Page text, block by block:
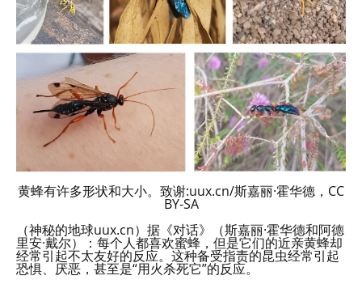
黄蜂有许多形状和大小。致谢:uux.cn/斯嘉丽·霍华德，CC
BY-SA
（神秘的地球uux.cn）据《对话》（斯嘉丽·霍华德和阿德
里安·戴尔）：每个人都喜欢蜜蜂，但是它们的近亲黄蜂却
经常引起不太友好的反应。这种备受指责的昆虫经常引起
恐惧、厌恶，甚至是“用火杀死它”的反应。